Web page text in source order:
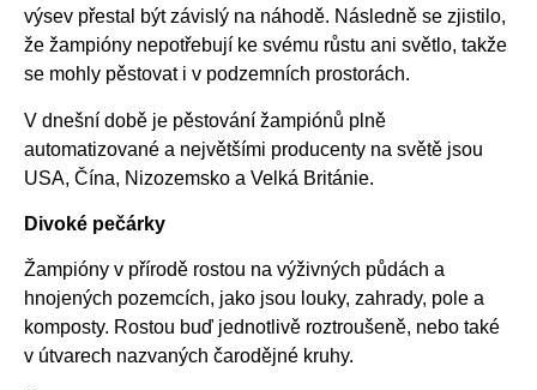
výsev přestal být závislý na náhodě. Následně se zjistilo,
že žampióny nepotřebují ke svému růstu ani světlo, takže
se mohly pěstovat i v podzemních prostorách.
V dnešní době je pěstování žampiónů plně
automatizované a největšími producenty na světě jsou
USA, Čína, Nizozemsko a Velká Británie.
Divoké pečárky
Žampióny v přírodě rostou na výživných půdách a
hnojených pozemcích, jako jsou louky, zahrady, pole a
komposty. Rostou buď jednotlivě roztroušeně, nebo také
v útvarech nazvaných čarodějné kruhy.